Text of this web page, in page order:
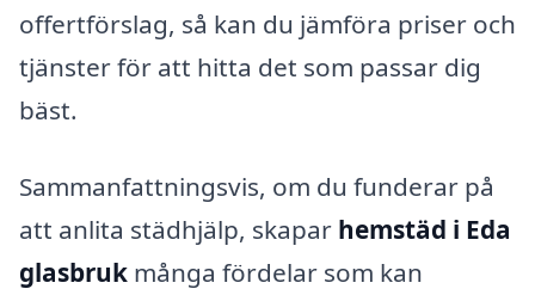
offertförslag, så kan du jämföra priser och
tjänster för att hitta det som passar dig
bäst.
Sammanfattningsvis, om du funderar på
att anlita städhjälp, skapar hemstäd i Eda
glasbruk många fördelar som kan